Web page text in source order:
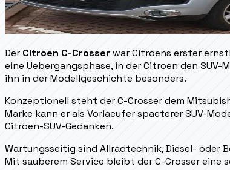
Der Citroen C-Crosser war Citroens erster
eine Uebergangsphase, in der Citroen den
ihn in der Modellgeschichte besonders.
Konzeptionell steht der C-Crosser dem
Marke kann er als Vorlaeufer spaeterer SUV-
Citroen-SUV-Gedanken.
Wartungsseitig sind Allradtechnik, Diesel- oder
Mit sauberem Service bleibt der C-Crosser eine